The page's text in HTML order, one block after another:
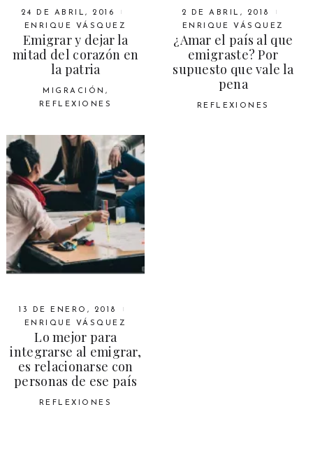
24 DE ABRIL, 2016
ENRIQUE VÁSQUEZ
Emigrar y dejar la
mitad del corazón en
la patria
MIGRACIÓN ,
REFLEXIONES
2 DE ABRIL, 2018
ENRIQUE VÁSQUEZ
¿Amar el país al que
emigraste? Por
supuesto que vale la
pena
REFLEXIONES
13 DE ENERO, 2018
ENRIQUE VÁSQUEZ
Lo mejor para
integrarse al emigrar,
es relacionarse con
personas de ese país
REFLEXIONES